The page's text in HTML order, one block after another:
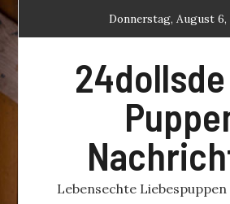
Donnerstag, August 6,
Lebensechte